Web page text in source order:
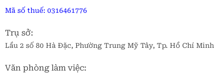
Mã số thuế: 0316461776
Trụ sở:
Lầu 2 số 80 Hà Đặc, Phường Trung Mỹ Tây, Tp. Hồ Chí Minh
Văn phòng làm việc: